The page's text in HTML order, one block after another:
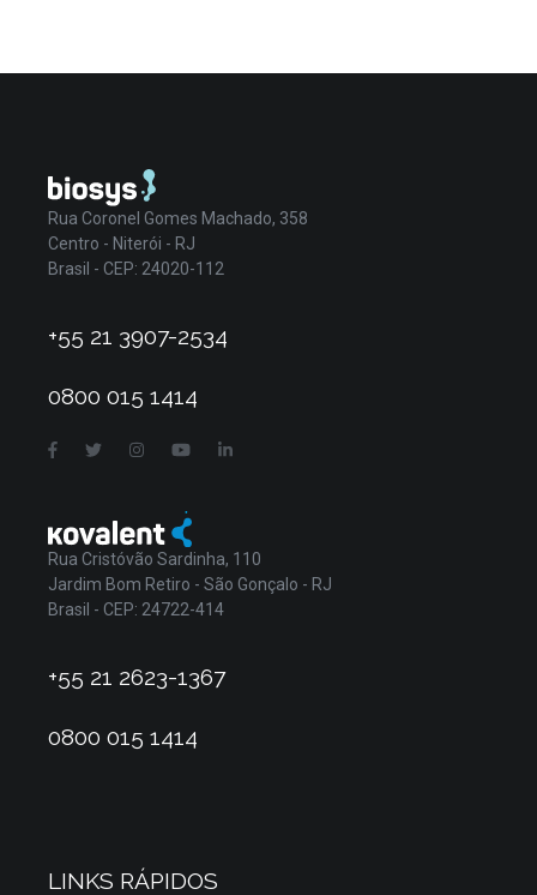
Rua Coronel Gomes Machado, 358
Centro - Niterói - RJ
Brasil - CEP: 24020-112
+55 21 3907-2534
0800 015 1414
Rua Cristóvão Sardinha, 110
Jardim Bom Retiro - São Gonçalo - RJ
Brasil - CEP: 24722-414
+55 21 2623-1367
0800 015 1414
LINKS RÁPIDOS